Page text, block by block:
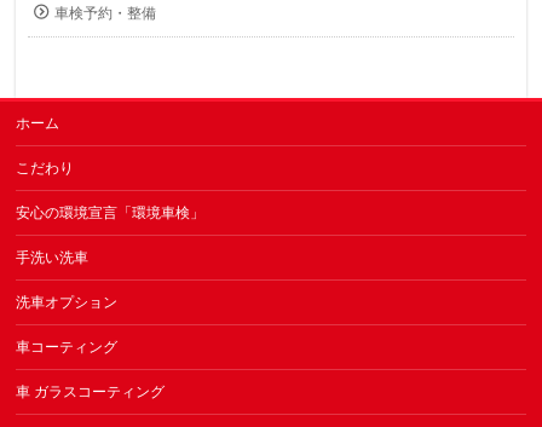
車検予約・整備
ホーム
こだわり
安心の環境宣言「環境車検」
手洗い洗車
洗車オプション
車コーティング
車 ガラスコーティング